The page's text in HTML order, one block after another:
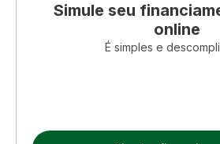
Simule seu
online
É simples e